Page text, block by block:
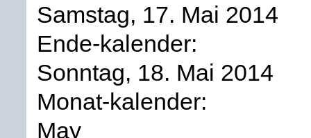
Samstag, 17. Mai 2014
Ende-kalender:
Sonntag, 18. Mai 2014
Monat-kalender:
May